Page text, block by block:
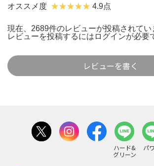
オススメ度 4.9点
現在、2689件のレビューが投稿されてい
レビューを投稿するには ログインが必要
レビューを書く
ハード&
グリーン
パ